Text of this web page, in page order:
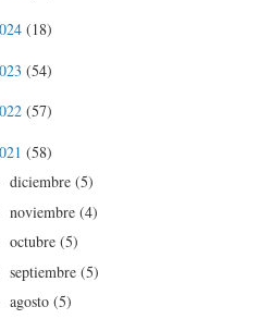
(18)
(54)
(57)
(58)
diciembre(5)
noviembre(4)
octubre(5)
septiembre(5)
agosto(5)